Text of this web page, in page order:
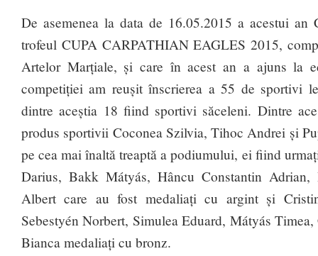
De asemenea la data de 16.05.2015 a acestui an
trofeul CUPA CARPATHIAN EAGLES 2015,
Artelor Marțiale, și care în acest an a ajuns la
competiției am reușit înscrierea a 55 de sportivi
dintre aceștia 18 fiind sportivi săceleni. Dintre
produs sportivii Coconea Szilvia, Tihoc Andrei și
pe cea mai înaltă treaptă a podiumului, ei fiind
Darius, Bakk Mátyás, Hâncu Constantin
Albert care au fost medaliați cu argint și
Sebestyén Norbert, Simulea Eduard, Mátyás
Bianca medaliați cu bronz.